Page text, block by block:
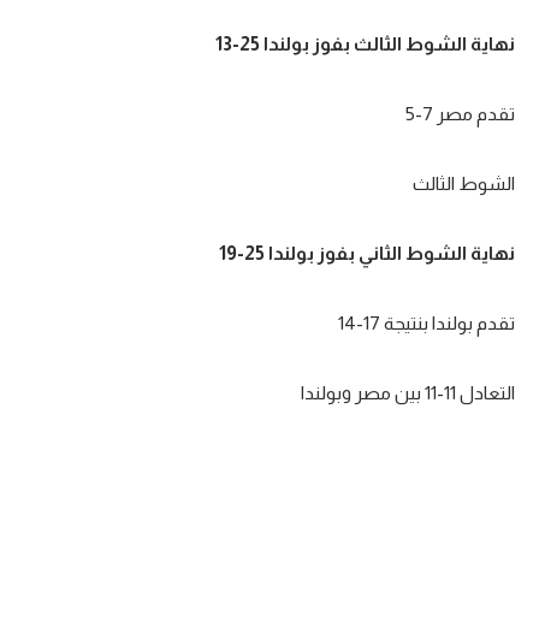
كويز في الجول
نهاية الشوط الثالث بفوز بولندا 25-13
تقدم مصر 7-5
الشوط الثالث
نهاية الشوط الثاني بفوز بولندا 25-19
تقدم بولندا بنتيجة 17-14
التعادل 11-11 بين مصر وبولندا